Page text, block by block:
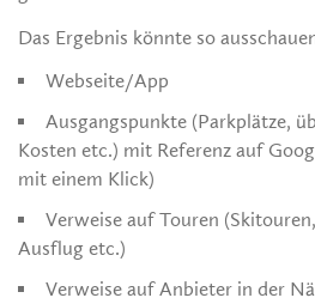
Das Ergebnis könnte so
Webseite/App
Ausgangspunkte (Parkplätze,
Kosten etc.) mit Referenz auf
mit einem Klick)
Verweise auf Touren
Ausflug etc.)
Verweise auf Anbieter in der